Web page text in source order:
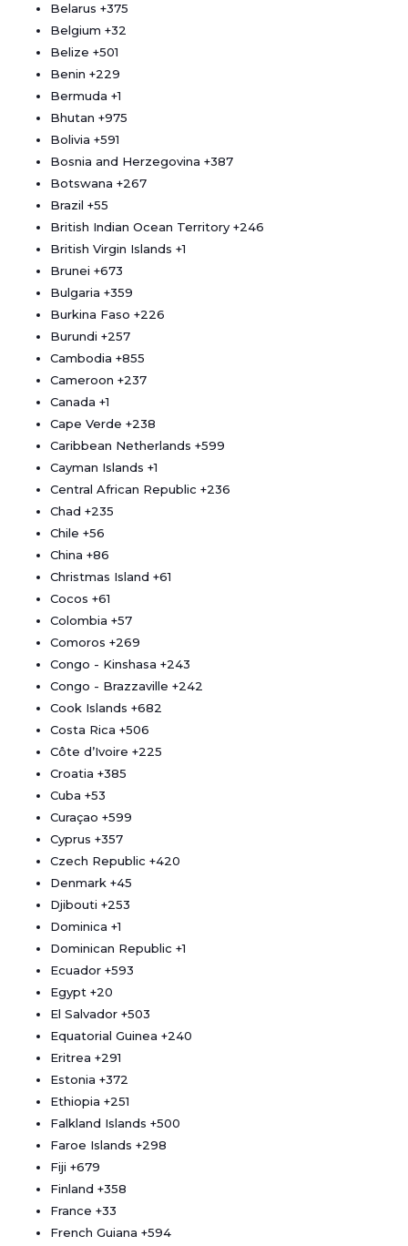
Belarus +375
Belgium +32
Belize +501
Benin +229
Bermuda +1
Bhutan +975
Bolivia +591
Bosnia and Herzegovina +387
Botswana +267
Brazil +55
British Indian Ocean Territory +246
British Virgin Islands +1
Brunei +673
Bulgaria +359
Burkina Faso +226
Burundi +257
Cambodia +855
Cameroon +237
Canada +1
Cape Verde +238
Caribbean Netherlands +599
Cayman Islands +1
Central African Republic +236
Chad +235
Chile +56
China +86
Christmas Island +61
Cocos +61
Colombia +57
Comoros +269
Congo - Kinshasa +243
Congo - Brazzaville +242
Cook Islands +682
Costa Rica +506
Côte d’Ivoire +225
Croatia +385
Cuba +53
Curaçao +599
Cyprus +357
Czech Republic +420
Denmark +45
Djibouti +253
Dominica +1
Dominican Republic +1
Ecuador +593
Egypt +20
El Salvador +503
Equatorial Guinea +240
Eritrea +291
Estonia +372
Ethiopia +251
Falkland Islands +500
Faroe Islands +298
Fiji +679
Finland +358
France +33
French Guiana +594